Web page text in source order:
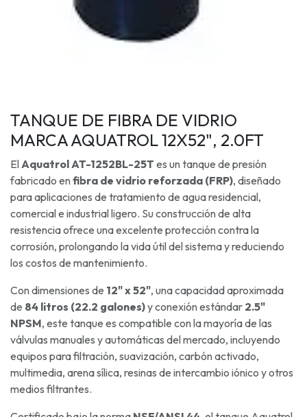
TANQUE DE FIBRA DE VIDRIO
MARCA AQUATROL 12X52", 2.0FT
ElAquatrol AT-1252BL-25T es un tanque de presión
fabricado enfibra de vidrio reforzada (FRP), diseñado
para aplicaciones de tratamiento de agua residencial,
comercial e industrial ligero. Su construcción de alta
resistencia ofrece una excelente protección contra la
corrosión, prolongando la vida útil del sistema y reduciendo
los costos de mantenimiento.
Con dimensiones de 12" x 52", una capacidad aproximada
de 84 litros (22.2 galones)y conexión estándar 2.5"
NPSM, este tanque es compatible con la mayoría de las
válvulas manuales y automáticas del mercado, incluyendo
equipos para filtración, suavización, carbón activado,
multimedia, arena sílica, resinas de intercambio iónico y otros
medios filtrantes.